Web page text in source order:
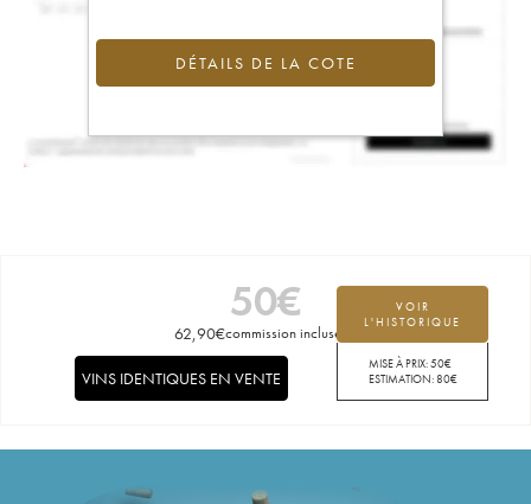
DÉTAILS DE LA COTE
50€
62,90€commission incluse
VOIR
L'HISTORIQUE
MISE À PRIX:50€
ESTIMATION:80€
VINS IDENTIQUES EN VENTE